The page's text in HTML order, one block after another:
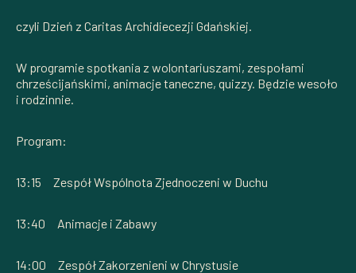
czyli Dzień z Caritas Archidiecezji Gdańskiej.
W programie spotkania z wolontariuszami, zespołami
chrześcijańskimi, animacje taneczne, quizzy. Będzie wesoło
i rodzinnie.
Program:
13:15 Zespół Wspólnota Zjednoczeni w Duchu
13:40 Animacje i Zabawy
14:00 Zespół Zakorzenieni w Chrystusie